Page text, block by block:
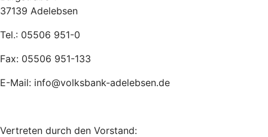
37139 Adelebsen
Tel.: 05506 951-0
Fax: 05506 951-133
E-Mail: info@volksbank-adelebsen.de
Vertreten durch den Vorstand: